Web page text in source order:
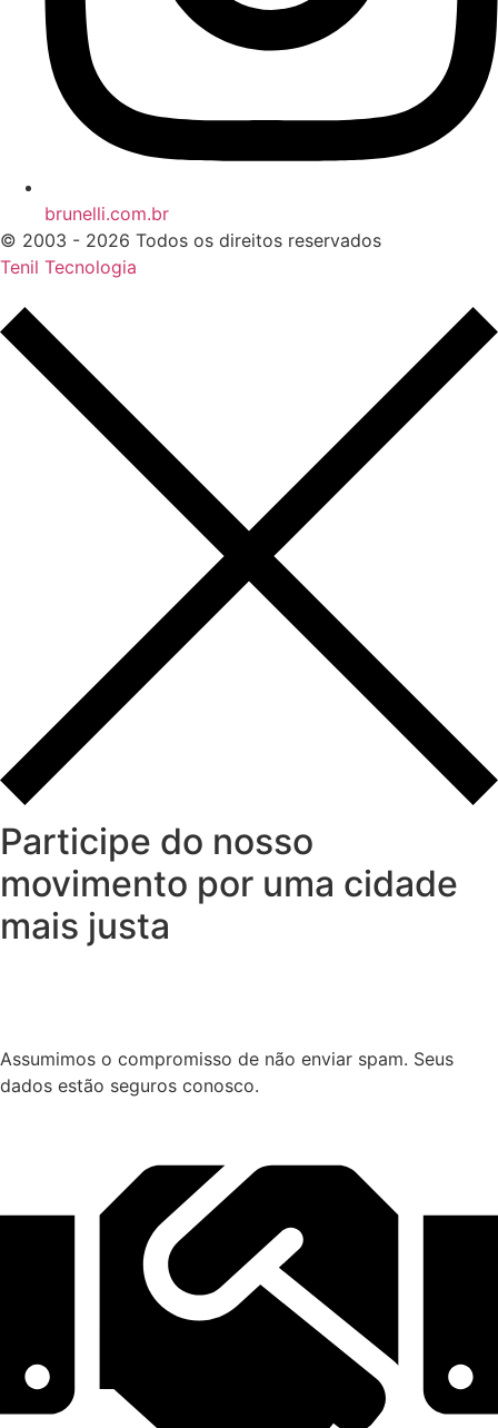
brunelli.com.br
© 2003 - 2026 Todos os direitos reservados
Tenil Tecnologia
Participe do nosso
movimento por uma cidade
mais justa
Assumimos o compromisso de não enviar spam. Seus
dados estão seguros conosco.